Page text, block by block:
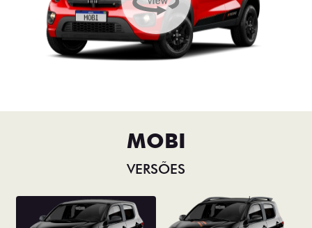
MOBI
VERSÕES